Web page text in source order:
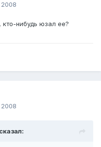
2008
кто-нибудь юзал ее?
2008